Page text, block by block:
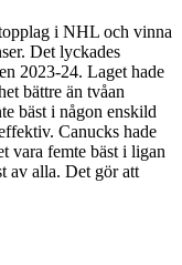
i NHL och vinna
Det lyckades
2023-24. Laget hade
bättre än tvåan
bäst i någon enskild
Canucks hade
vara femte bäst i ligan
av alla. Det gör att